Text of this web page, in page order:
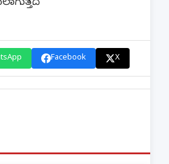
Facebook X